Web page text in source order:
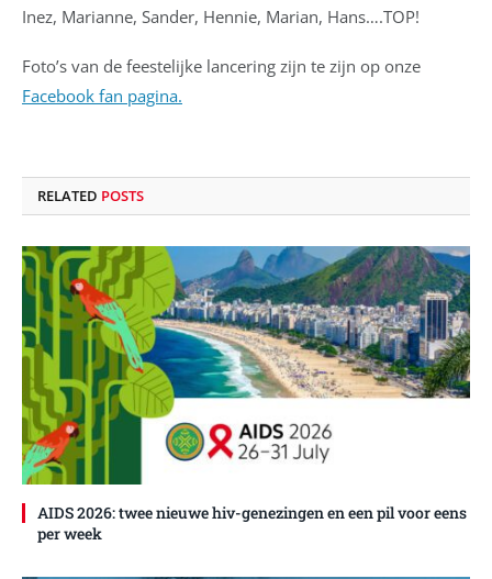
Inez, Marianne, Sander, Hennie, Marian, Hans….TOP!
Foto’s van de feestelijke lancering zijn te zijn op onze
Facebook fan pagina.
RELATED POSTS
AIDS 2026: twee nieuwe hiv-genezingen en een pil voor eens
per week